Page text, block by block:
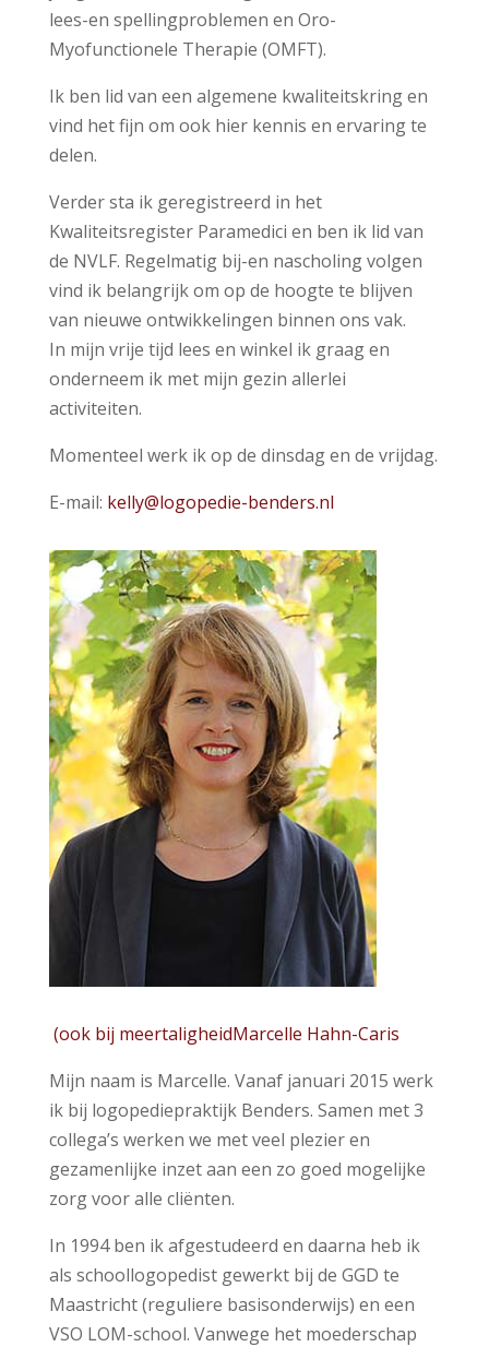
lees-en spellingproblemen en Oro-
Myofunctionele Therapie (OMFT).
Ik ben lid van een algemene kwaliteitskring en
vind het fijn om ook hier kennis en ervaring te
delen.
Verder sta ik geregistreerd in het
Kwaliteitsregister Paramedici en ben ik lid van
de NVLF. Regelmatig bij-en nascholing volgen
vind ik belangrijk om op de hoogte te blijven
van nieuwe ontwikkelingen binnen ons vak.
In mijn vrije tijd lees en winkel ik graag en
onderneem ik met mijn gezin allerlei
activiteiten.
Momenteel werk ik op de dinsdag en de vrijdag.
E-mail: kelly@logopedie-benders.nl
(ook bij meertaligheidMarcelle Hahn-Caris
Mijn naam is Marcelle. Vanaf januari 2015 werk
ik bij logopediepraktijk Benders. Samen met 3
collega’s werken we met veel plezier en
gezamenlijke inzet aan een zo goed mogelijke
zorg voor alle cliënten.
In 1994 ben ik afgestudeerd en daarna heb ik
als schoollogopedist gewerkt bij de GGD te
Maastricht (reguliere basisonderwijs) en een
VSO LOM-school. Vanwege het moederschap